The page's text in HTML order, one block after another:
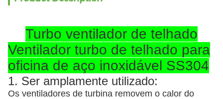
Turbo ventilador de telhado
Ventilador turbo de telhado para
oficina de aço inoxidável SS304
1. Ser amplamente utilizado:
Os ventiladores de turbina removem o calor do